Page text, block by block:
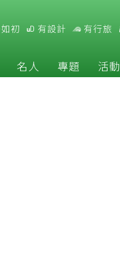
初 有設計 有行旅
名人 專題 活動